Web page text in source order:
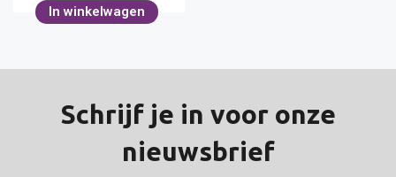
In winkelwagen
Schrijf je in voor onze
nieuwsbrief